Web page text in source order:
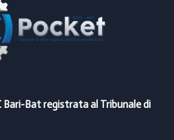
Bari-Bat registrata al Tribunale di